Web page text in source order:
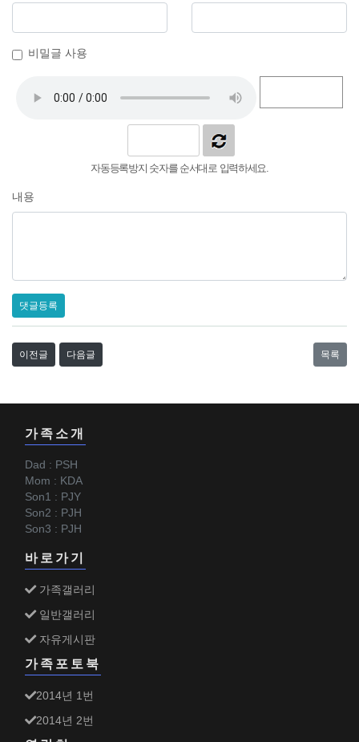
비밀글 사용
자동등록방지 숫자를 순서대로 입력하세요.
내용
댓글등록
이전글 다음글 목록
가족소개
Dad : PSH
Mom : KDA
Son1 : PJY
Son2 : PJH
Son3 : PJH
바로가기
가족갤러리
일반갤러리
자유게시판
가족포토북
2014년 1번
2014년 2번